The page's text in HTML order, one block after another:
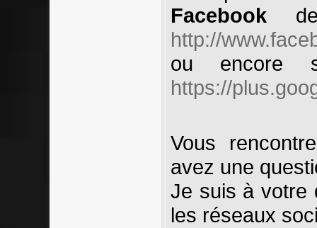
Facebook de
http://
ou
https://
Vous
avez une
Je suis à votre
les réseaux